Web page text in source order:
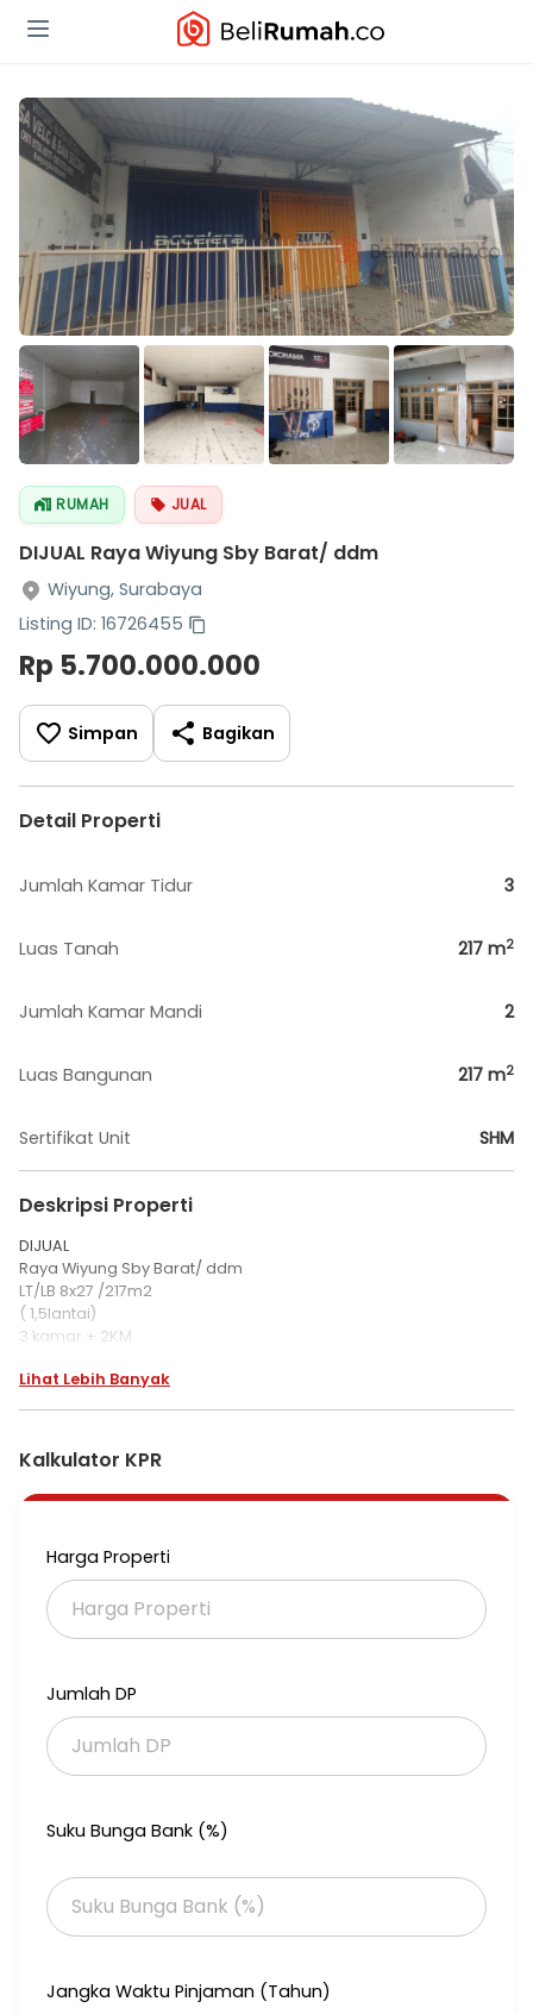
RUMAH JUAL
DIJUAL Raya Wiyung Sby Barat/ ddm
Wiyung, Surabaya
Listing ID: 16726455
Rp 5.700.000.000
Simpan Bagikan
Detail Properti
Jumlah Kamar Tidur 3
Luas Tanah 217 m2
Jumlah Kamar Mandi 2
Luas Bangunan 217 m2
Sertifikat Unit SHM
Deskripsi Properti
DIJUAL
Raya Wiyung Sby Barat/ ddm
LT/LB 8x27 /217m2
( 1,5lantai)
3 kamar + 2KM
Hadap selatan
Harga jual 5,7 M nego
Hub : Indri
Lihat Lebih Banyak
Kalkulator KPR
Harga Properti
Jumlah DP
Suku Bunga Bank (%)
Jangka Waktu Pinjaman (Tahun)